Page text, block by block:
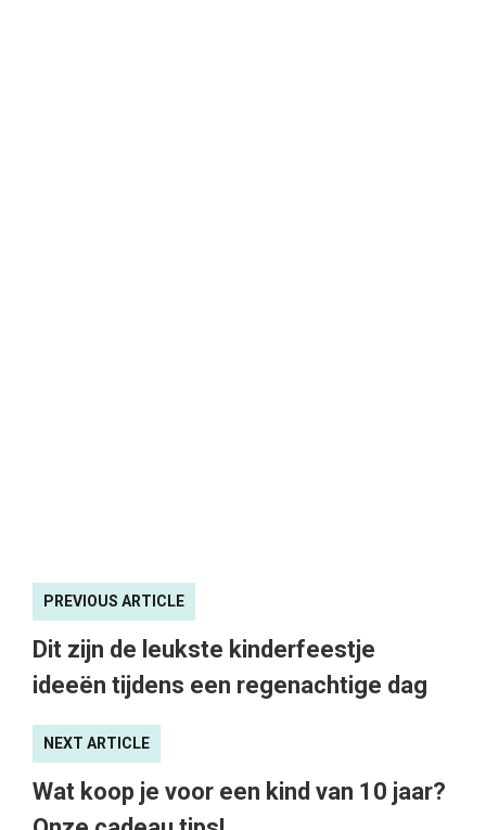
PREVIOUS ARTICLE
Dit zijn de leukste kinderfeestje
ideeën tijdens een regenachtige dag
NEXT ARTICLE
Wat koop je voor een kind van 10 jaar?